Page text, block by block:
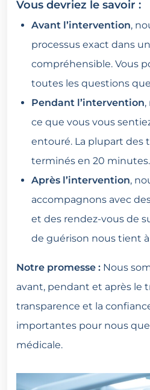
Vous devriez le savoir :
Avant l’intervention,
processus exact dans
compréhensible. Vous
toutes les questions
Pendant l’intervention,
ce que vous vous
entouré. La plupart des
terminés en 20 minutes.
Après l’intervention,
accompagnons avec
et des rendez-vous de
de guérison nous tient
Notre promesse : Nous
avant, pendant et après le
transparence et la
importantes pour nous
médicale.